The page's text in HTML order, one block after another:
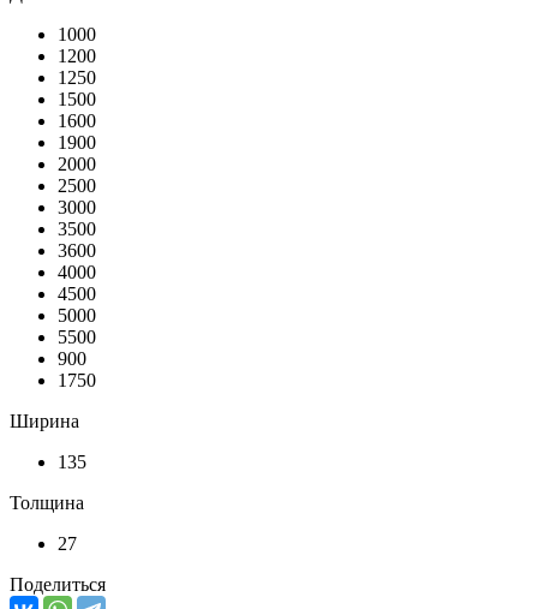
1000
1200
1250
1500
1600
1900
2000
2500
3000
3500
3600
4000
4500
5000
5500
900
1750
Ширина
135
Толщина
27
Поделиться